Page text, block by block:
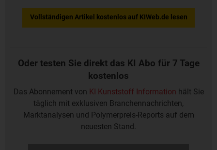
Vollständigen Artikel kostenlos auf KIWeb.de lesen
Oder testen Sie direkt das KI Abo für 7 Tage
kostenlos
Das Abonnement von KI Kunststoff Information hält Sie
täglich mit exklusiven Branchennachrichten,
Marktanalysen und Polymerpreis-Reports auf dem
neuesten Stand.